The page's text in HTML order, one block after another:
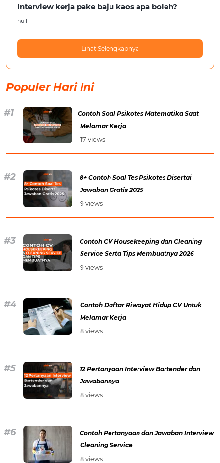
Interview kerja pake baju kaos apa boleh?
null
Lihat Selengkapnya
Populer Hari Ini
Contoh Soal Psikotes Matematika Saat
Melamar Kerja
17 views
8+ Contoh Soal Tes Psikotes Disertai
Jawaban Gratis 2025
9 views
Contoh CV Housekeeping dan Cleaning
Service Serta Tips Membuatnya 2026
9 views
Contoh Daftar Riwayat Hidup CV Untuk
Melamar Kerja
8 views
12 Pertanyaan Interview Bartender dan
Jawabannya
8 views
Contoh Pertanyaan dan Jawaban Interview
Cleaning Service
8 views